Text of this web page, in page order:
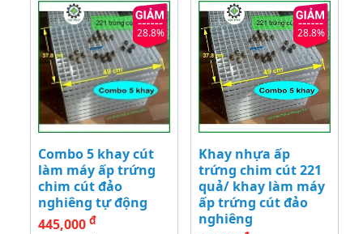
28.8%
Combo 5 khay cút
làm máy ấp trứng
chim cút đảo
nghiêng tự động
445,000 đ
28.8%
Khay nhựa ấp
trứng chim cút 221
quả/ khay làm máy
ấp trứng cút đảo
nghiêng